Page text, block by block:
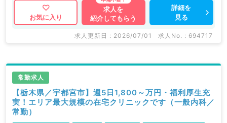
お気に入り
求人を
紹介してもらう
詳細を
見る
求人更新日 : 2026/07/01 求人No. : 694717
常勤求人
【栃木県／宇都宮市】週5日1,800～万円・福利厚生充
実！エリア最大規模の在宅クリニックです（一般内科／
常勤）